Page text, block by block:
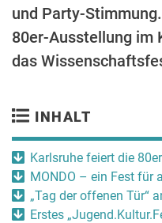
und Party-
80er-Ausstellung im
das
INHALT
Karlsruhe feiert die
MONDO – ein Fest für
„Tag der offenen Tür“
Erstes